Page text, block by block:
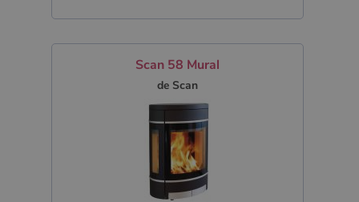
Scan 58 Mural
de Scan